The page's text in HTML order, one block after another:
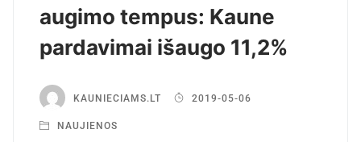
augimo tempus: Kaune
pardavimai išaugo 11,2%
KAUNIECIAMS.LT 2019-05-06
NAUJIENOS